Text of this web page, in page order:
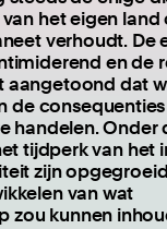
het eigen
verhoudt. De
en de
aangetoond dat
de
handelen. Onder
tijdperk van het
zijn
van wat
zou kunnen